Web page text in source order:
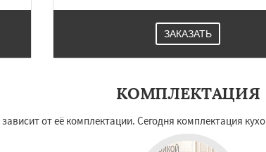
ЗАКАЗАТЬ
КОМПЛЕКТАЦИЯ
от её комплектации. Сегодня комплектация